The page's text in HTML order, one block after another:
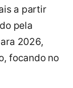
a partir
pela
2026,
focando no